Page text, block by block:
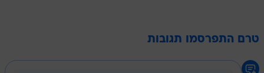
טרם התפרסמו תגובות